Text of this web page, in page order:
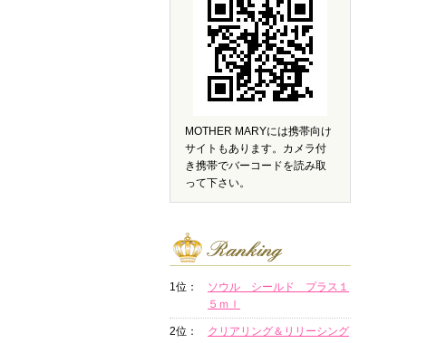
MOTHER MARYには携帯向け
サイトもあります。カメラ付
き携帯でバーコードを読み取
って下さい。
1位：
ソウル シールド プラス１
５ｍｌ
2位：
クリアリング＆リリーシング